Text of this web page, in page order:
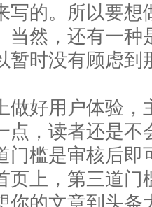
写的。所以要
当然，还有一
暂时没有顾虑到
好用户体验，
点，读者还是
门槛是审核后
页上，第三道
你的文章到头